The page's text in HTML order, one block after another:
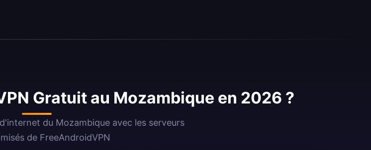
Gratuit au Mozambique en 2026 ?
du Mozambique avec les serveurs
de FreeAndroidVPN